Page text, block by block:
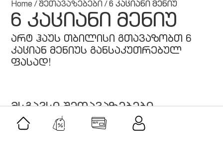
Home /შეთავაზებები / 6 კაციანი მენიუ
6 კაციანი მენიუ
არტ ჰაუს თბილისი გთავაზობთ 6
კაციან მენიუს განსაკუთრებულ
ფასად!
მსგავსი შეთავაზებები